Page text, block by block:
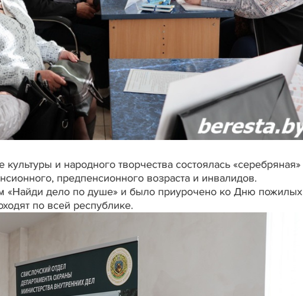
и народного творчества состоялась «серебряная»
предпенсионного возраста и инвалидов.
«Найди дело по душе» и было приурочено ко Дню пожилых
по всей республике.